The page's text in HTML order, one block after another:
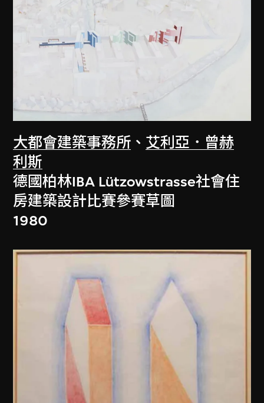
大都會建築事務所 、 艾利亞．曾赫
利斯
德國柏林IBA Lützowstrasse社會住
房建築設計比賽參賽草圖
1980